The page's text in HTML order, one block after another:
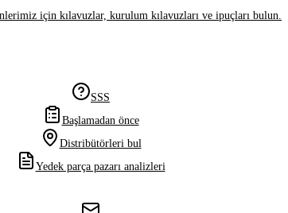
için kılavuzlar, kurulum kılavuzları ve ipuçları bulun.
SSS
Başlamadan önce
Distribütörleri bul
Yedek parça pazarı analizleri